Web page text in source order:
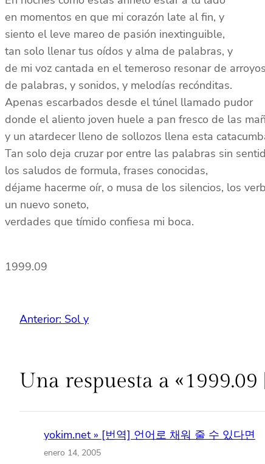
en momentos en que mi corazón late al fin, y
siento el leve mareo de pasión inextinguible,
tan solo llenar tus oídos y alma de palabras, y
de mi voz cantada en el temeroso resonar de
de palabras, y sonidos, y melodías recónditas.
Apenas escarbados desde el túnel llamado pudor
donde el aliento joven huele a pan fresco de las
y un atardecer lleno de sollozos llena esta
Tan solo deja cruzar por entre las palabras sin
los saludos de formula, frases conocidas,
déjame hacerme oír, o musa de los silencios, los
un nuevo soneto,
verdades que tímido confiesa mi boca.
1999.09
Anterior: Sol y
Una respuesta a «1999.09
yokim.net » [번역] 언어로 채워 줄 수 있다면
enero 14, 2005